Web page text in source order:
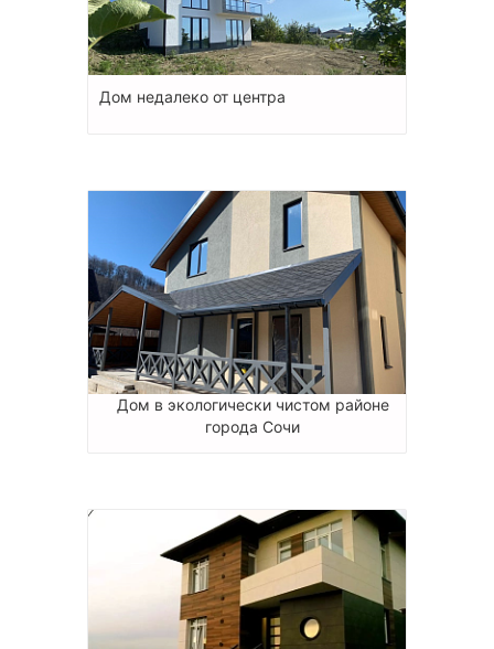
Дом недалеко от центра
Дом в экологически чистом районе
города Сочи